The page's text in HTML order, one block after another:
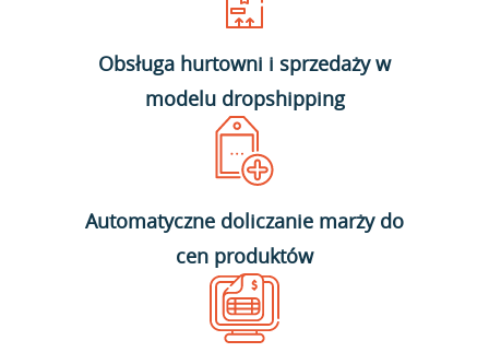
Obsługa hurtowni i sprzedaży w
modelu dropshipping
Automatyczne doliczanie marży do
cen produktów